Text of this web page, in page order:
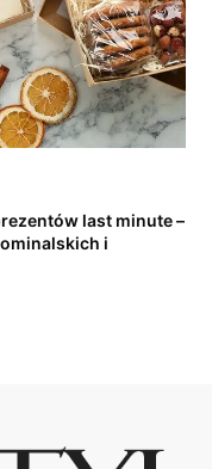
last minute –
i